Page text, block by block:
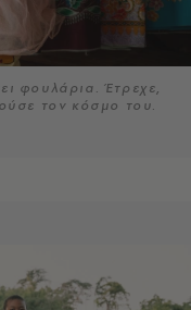
φουλάρια. Έτρεχε,
τον κόσμο του.